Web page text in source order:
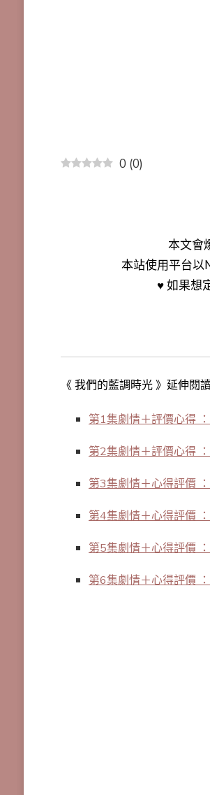
0 (0)
本文會
本站使用平台以
♥ 如果想
《 我們的藍調時光 》延伸閱
第1集劇情＋評價心得
第2集劇情＋評價心得
第3集劇情＋心得評價
第4集劇情＋心得評價
第5集劇情＋心得評價
第6集劇情＋心得評價